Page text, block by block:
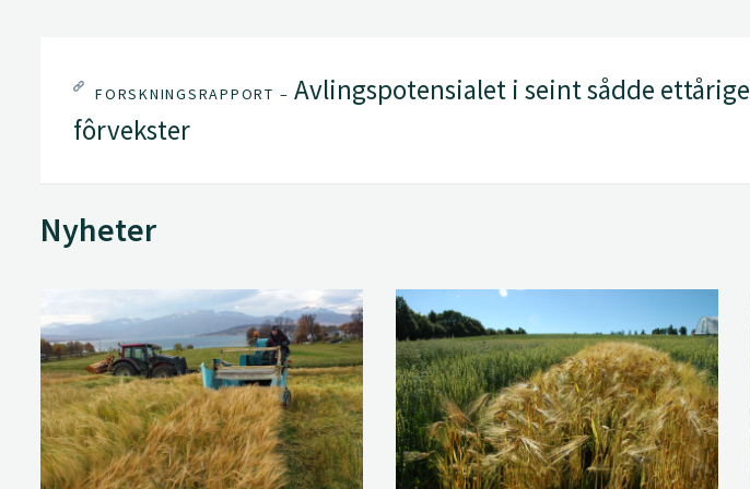
FORSKNINGSRAPPORT – Avlingspotensialet i seint sådde ettårige
fôrvekster
Nyheter